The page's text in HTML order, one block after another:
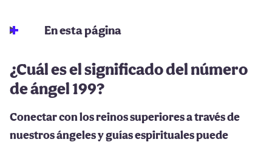
En esta página
¿Cuál es el significado del número
de ángel 199?
Conectar con los reinos superiores a través de
nuestros ángeles y guías espirituales puede